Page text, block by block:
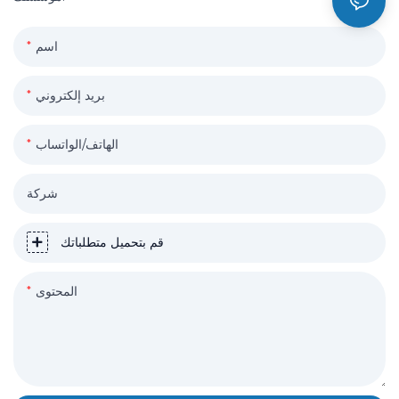
اسم
بريد إلكتروني
الهاتف/الواتساب
شركة
قم بتحميل متطلباتك
المحتوى